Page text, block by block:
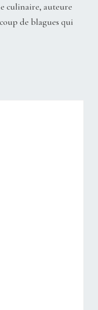
culinaire, auteure
de blagues qui